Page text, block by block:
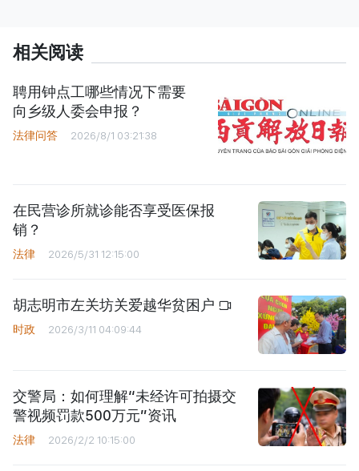
相关阅读
聘用钟点工哪些情况下需要
向乡级人委会申报？
法律问答 2026/8/1 03:21:38
在民营诊所就诊能否享受医保报
销？
法律 2026/5/31 12:15:00
胡志明市左关坊关爱越华贫困户
时政 2026/3/11 04:09:44
交警局：如何理解“未经许可拍摄交
警视频罚款500万元”资讯
法律 2026/2/2 10:15:00